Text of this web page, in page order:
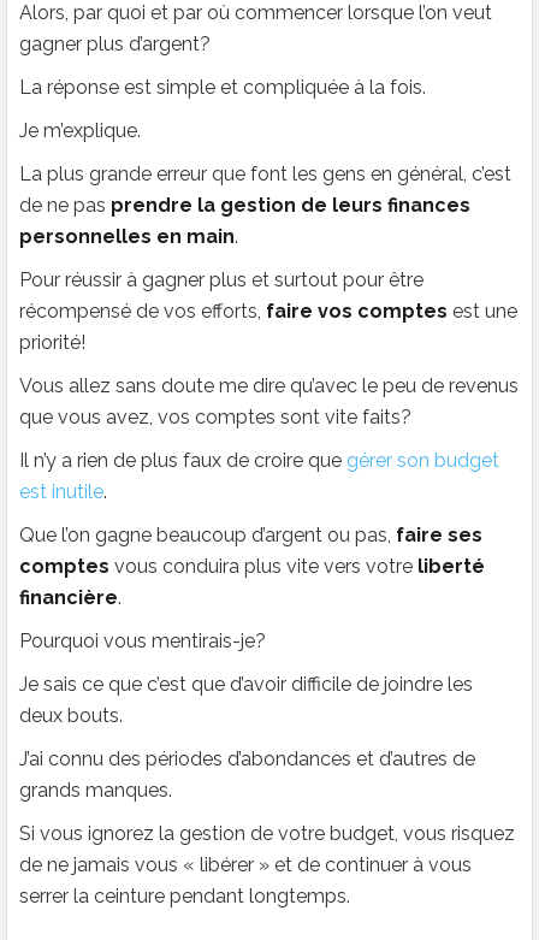
Alors, par quoi et par où commencer lorsque l’on veut
gagner plus d’argent?
La réponse est simple et compliquée à la fois.
Je m’explique.
La plus grande erreur que font les gens en général, c’est
de ne pas prendre la gestion de leurs finances
personnelles en main.
Pour réussir à gagner plus et surtout pour être
récompensé de vos efforts, faire vos comptes est une
priorité!
Vous allez sans doute me dire qu’avec le peu de revenus
que vous avez, vos comptes sont vite faits?
Il n’y a rien de plus faux de croire que gérer son budget
est inutile.
Que l’on gagne beaucoup d’argent ou pas, faire ses
comptes vous conduira plus vite vers votre liberté
financière.
Pourquoi vous mentirais-je?
Je sais ce que c’est que d’avoir difficile de joindre les
deux bouts.
J’ai connu des périodes d’abondances et d’autres de
grands manques.
Si vous ignorez la gestion de votre budget, vous risquez
de ne jamais vous « libérer » et de continuer à vous
serrer la ceinture pendant longtemps.